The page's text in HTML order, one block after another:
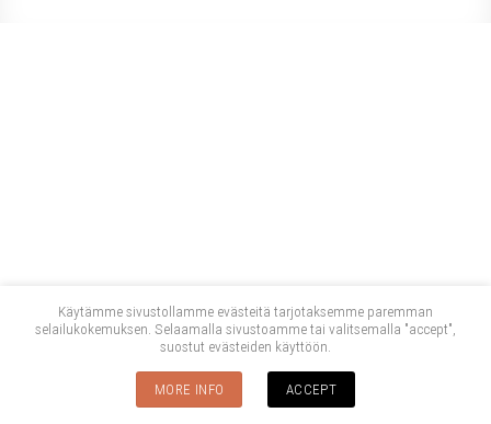
Käytämme sivustollamme evästeitä tarjotaksemme paremman
selailukokemuksen. Selaamalla sivustoamme tai valitsemalla "accept",
suostut evästeiden käyttöön.
MORE INFO ACCEPT